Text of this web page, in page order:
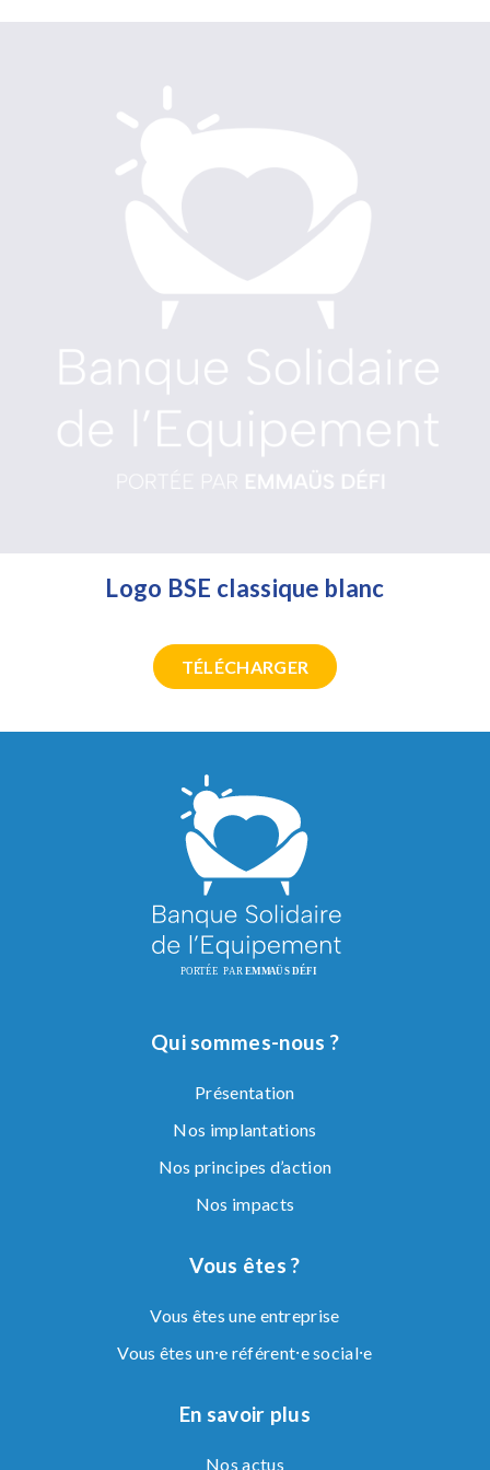
Logo BSE classique blanc
TÉLÉCHARGER
Qui sommes-nous ?
Présentation
Nos implantations
Nos principes d’action
Nos impacts
Vous êtes ?
Vous êtes une entreprise
Vous êtes un⸱e référent⸱e social⸱e
En savoir plus
Nos actus